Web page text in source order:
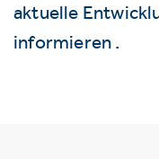
aktuelle
informieren .